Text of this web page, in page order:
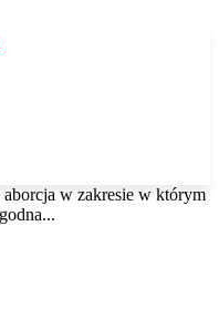
aborcja w zakresie w którym